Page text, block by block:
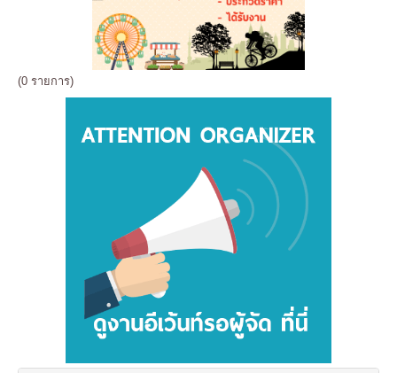
(0 รายการ)